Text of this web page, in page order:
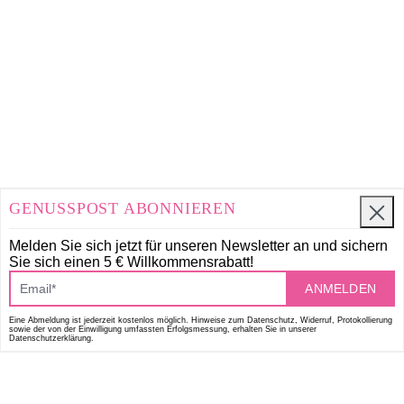
GENUSSPOST ABONNIEREN
Melden Sie sich jetzt für unseren Newsletter an und sichern
Sie sich einen 5 € Willkommensrabatt!
ANMELDEN
Eine Abmeldung ist jederzeit kostenlos möglich. Hinweise zum Datenschutz, Widerruf, Protokollierung
sowie der von der Einwilligung umfassten Erfolgsmessung, erhalten Sie in unserer
Datenschutzerklärung.